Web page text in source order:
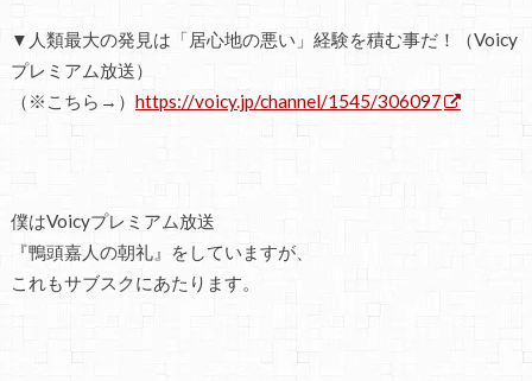
▼人類最大の発見は「居心地の悪い」経験を積む事だ！（Voicy
プレミアム放送）
（※こちら→） https://voicy.jp/channel/1545/306097
僕はVoicyプレミアム放送
『鴨頭嘉人の朝礼』をしていますが、
これもサブスクにあたります。